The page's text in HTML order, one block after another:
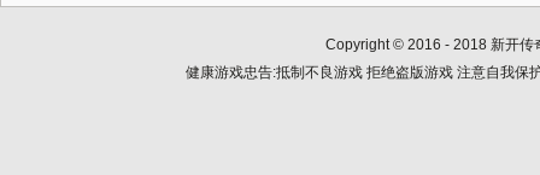
Copyright © 2016 - 2018 新开传
健康游戏忠告:抵制不良游戏 拒绝盗版游戏 注意自我保